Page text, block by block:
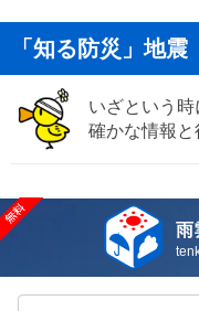
「知る防災」地震
いざという
確かな情報
雨